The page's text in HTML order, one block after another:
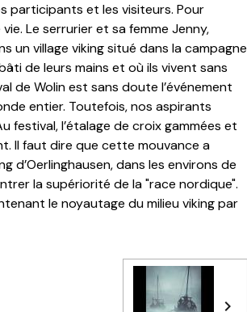
participants et les visiteurs. Pour
Le serrurier et sa femme Jenny,
un village viking situé dans la campagne
de leurs mains et où ils vivent sans
de Wolin est sans doute l’événement
entier. Toutefois, nos aspirants
festival, l’étalage de croix gammées et
Il faut dire que cette mouvance a
d’Oerlinghausen, dans les environs de
la supériorité de la "race nordique".
le noyautage du milieu viking par